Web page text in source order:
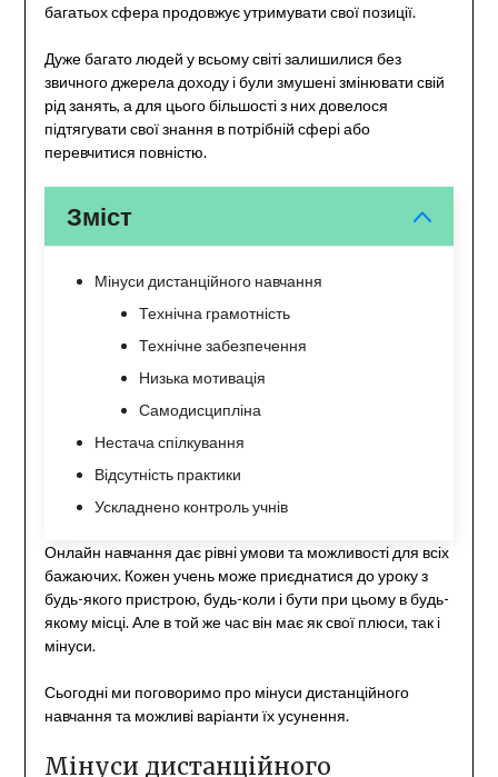
багатьох сфера продовжує утримувати свої позиції.
Дуже багато людей у всьому світі залишилися без
звичного джерела доходу і були змушені змінювати свій
рід занять, а для цього більшості з них довелося
підтягувати свої знання в потрібній сфері або
перевчитися повністю.
Зміст
Мінуси дистанційного навчання
Технічна грамотність
Технічне забезпечення
Низька мотивація
Самодисципліна
Нестача спілкування
Відсутність практики
Ускладнено контроль учнів
Онлайн навчання дає рівні умови та можливості для всіх
бажаючих. Кожен учень може приєднатися до уроку з
будь-якого пристрою, будь-коли і бути при цьому в будь-
якому місці. Але в той же час він має як свої плюси, так і
мінуси.
Сьогодні ми поговоримо про мінуси дистанційного
навчання та можливі варіанти їх усунення.
Мінуси дистанційного